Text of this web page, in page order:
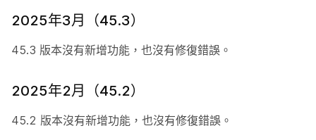
2025年3月（45.3）
45.3 版本沒有新增功能，也沒有修復錯誤。
2025年2月（45.2）
45.2 版本沒有新增功能，也沒有修復錯誤。